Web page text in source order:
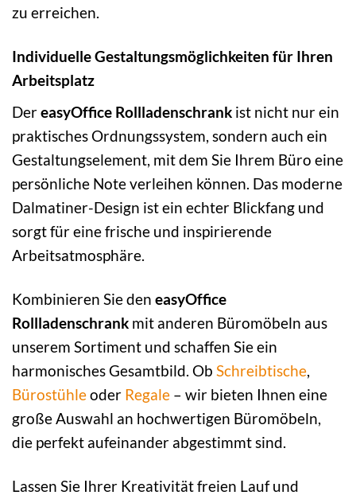
zu erreichen.
Individuelle Gestaltungsmöglichkeiten für Ihren
Arbeitsplatz
DereasyOffice Rollladenschrank ist nicht nur ein
praktisches Ordnungssystem, sondern auch ein
Gestaltungselement, mit dem Sie Ihrem Büro eine
persönliche Note verleihen können. Das moderne
Dalmatiner-Design ist ein echter Blickfang und
sorgt für eine frische und inspirierende
Arbeitsatmosphäre.
Kombinieren Sie den easyOffice
Rollladenschrank mit anderen Büromöbeln aus
unserem Sortiment und schaffen Sie ein
harmonisches Gesamtbild. Ob Schreibtische,
Bürostühleoder Regale – wir bieten Ihnen eine
große Auswahl an hochwertigen Büromöbeln,
die perfekt aufeinander abgestimmt sind.
Lassen Sie Ihrer Kreativität freien Lauf und